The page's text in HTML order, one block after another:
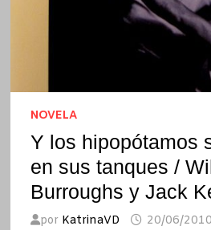
NOVELA
Y los hipopótamos
en sus tanques /
Burroughs y Jack
por KatrinaVD 20/06/2010